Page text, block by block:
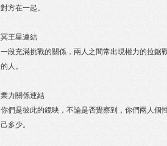
對方在一起。
冥王星連結
一段充滿挑戰的關係，兩人之間常出現權力的拉鋸
的人。
業力關係連結
你們是彼此的鏡映，不論是否覺察到，你們兩人個
己多少。